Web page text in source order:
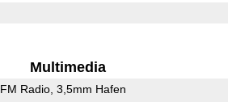
Multimedia
FM Radio 3,5mm Hafen